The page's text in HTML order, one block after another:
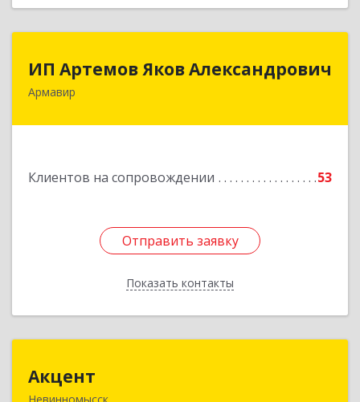
ИП Артемов Яков Александрович
Армавир
Клиентов на сопровождении 53
Отправить заявку
Показать контакты
Отправить заявку
Назад
Акцент
Невинномысск